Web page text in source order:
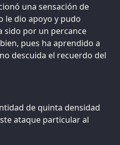
una sensación de
le dio apoyo y pudo
sido por un percance
pues ha aprendido a
descuida el recuerdo del
de quinta densidad
ataque particular al